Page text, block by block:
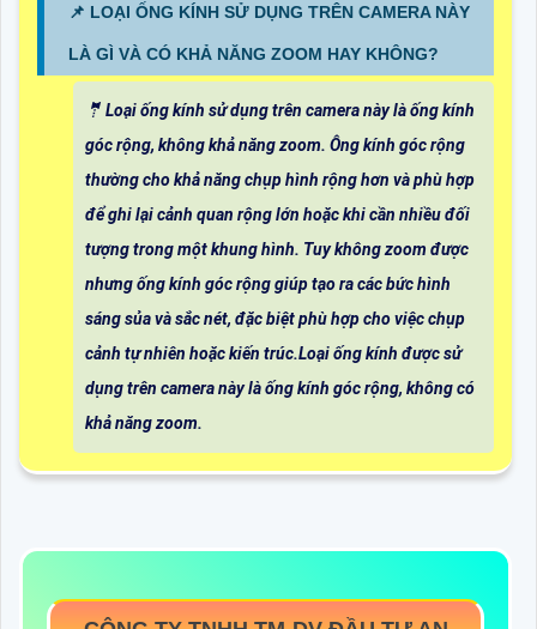
📌 LOẠI ỐNG KÍNH SỬ DỤNG TRÊN CAMERA NÀY
LÀ GÌ VÀ CÓ KHẢ NĂNG ZOOM HAY KHÔNG?
🤵 Loại ống kính sử dụng trên camera này là ống kính
góc rộng, không khả năng zoom. Ông kính góc rộng
thường cho khả năng chụp hình rộng hơn và phù hợp
để ghi lại cảnh quan rộng lớn hoặc khi cần nhiều đối
tượng trong một khung hình. Tuy không zoom được
nhưng ống kính góc rộng giúp tạo ra các bức hình
sáng sủa và sắc nét, đặc biệt phù hợp cho việc chụp
cảnh tự nhiên hoặc kiến trúc.Loại ống kính được sử
dụng trên camera này là ống kính góc rộng, không có
khả năng zoom.